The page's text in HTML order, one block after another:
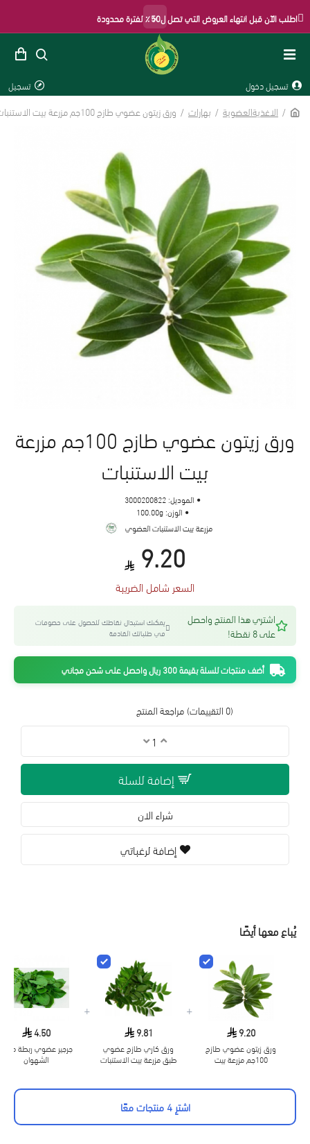
اطلب الآن قبل انتهاء العروض التي تصل ل50٪ لفترة محدودة ×
تسجيل دخول تسجيل
الاغذيةالعضوية بهارات ورق زيتون عضوي طازج 100جم مزرعة بيت الاستنبات
ورق زيتون عضوي طازج 100جم مزرعة
بيت الاستنبات
(0 التقييمات) مراجعة المنتج
9.20
السعر شامل الضريبة
الموديل: 3000200822
الوزن: 100.00g
مزرعة بيت الاستنبات العضوي
اشتري هذا المنتج واحصل
على 8 نقطة!
يمكنك استبدال نقاطك للحصول على خصومات
في طلباتك القادمة
أضف منتجات للسلة بقيمة 300 ريال واحصل على شحن مجاني
إضافة للسلة
شراء الان
إضافة لرغباتي
يُباع معها أيضًا
9.20
ورق زيتون عضوي طازج
100جم مزرعة بيت
+
9.81
ورق كاري طازج عضوي
طبق مزرعة بيت الاستنبات
+
4.50
جرجير عضوي ربطة مزرعة
الشهوان
اشترِ 4 منتجات معًا